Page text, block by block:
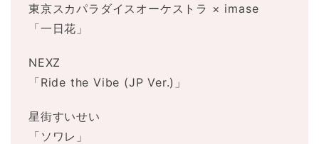
東京スカパラダイスオーケストラ × imase
「一日花」
NEXZ
「Ride the Vibe (JP Ver.)」
星街すいせい
「ソワレ」